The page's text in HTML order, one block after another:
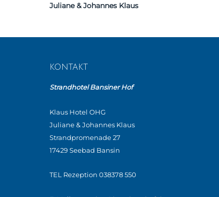
Juliane & Johannes Klaus
KONTAKT
Strandhotel Bansiner Hof
Klaus Hotel OHG
Juliane & Johannes Klaus
Strandpromenade 27
17429 Seebad Bansin
TEL Rezeption 038378 550